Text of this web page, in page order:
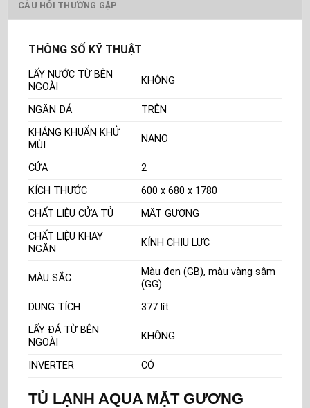
CÂU HỎI THƯỜNG GẶP
THÔNG SỐ KỸ THUẬT
LẤY NƯỚC TỪ BÊN
NGOÀI
KHÔNG
NGĂN ĐÁ
TRÊN
KHÁNG KHUẨN KHỬ
MÙI
NANO
CỬA
2
KÍCH THƯỚC
600 x 680 x 1780
CHẤT LIỆU CỬA TỦ
MẶT GƯƠNG
CHẤT LIỆU KHAY
NGĂN
KÍNH CHỊU LỰC
MÀU SẮC
Màu đen (GB), màu vàng sậm
(GG)
DUNG TÍCH
377 lít
LẤY ĐÁ TỪ BÊN
NGOÀI
KHÔNG
INVERTER CÓ
TỦ LẠNH AQUA MẶT GƯƠNG